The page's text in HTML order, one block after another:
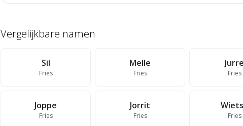
Vergelijkbare namen
Sil
Fries
Melle
Fries
Jurre
Fries
Joppe
Fries
Jorrit
Fries Fries